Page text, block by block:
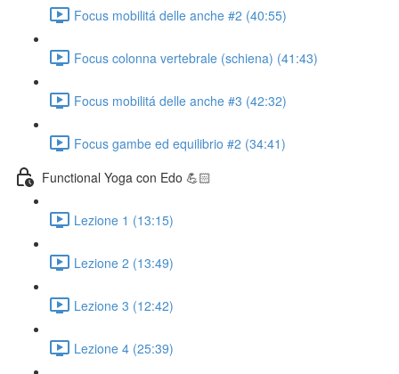
Focus mobilitá delle anche #2 (40:55)
Focus colonna vertebrale (schiena) (41:43)
Focus mobilitá delle anche #3 (42:32)
Focus gambe ed equilibrio #2 (34:41)
Functional Yoga con Edo 💪🏻
Lezione 1 (13:15)
Lezione 2 (13:49)
Lezione 3 (12:42)
Lezione 4 (25:39)